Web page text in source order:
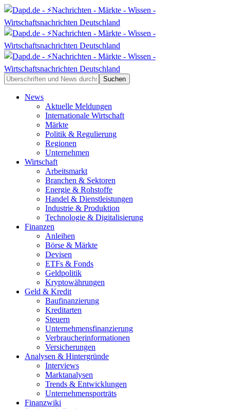
News
Aktuelle Meldungen
Internationale Wirtschaft
Märkte
Politik & Regulierung
Regionen
Unternehmen
Wirtschaft
Arbeitsmarkt
Branchen & Sektoren
Energie & Rohstoffe
Handel & Dienstleistungen
Industrie & Produktion
Technologie & Digitalisierung
Finanzen
Anleihen
Börse & Märkte
Devisen
ETFs & Fonds
Geldpolitik
Kryptowährungen
Geld & Kredit
Baufinanzierung
Kreditarten
Steuern
Unternehmensfinanzierung
Verbraucherinformationen
Versicherungen
Analysen & Hintergründe
Interviews
Marktanalysen
Trends & Entwicklungen
Unternehmensporträts
Finanzwiki